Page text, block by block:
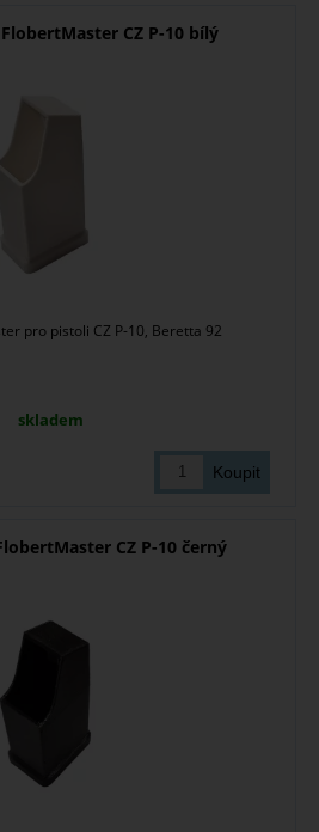
CZ P-10 bílý
pro pistoli CZ P-10, Beretta 92
skladem
CZ P-10 černý